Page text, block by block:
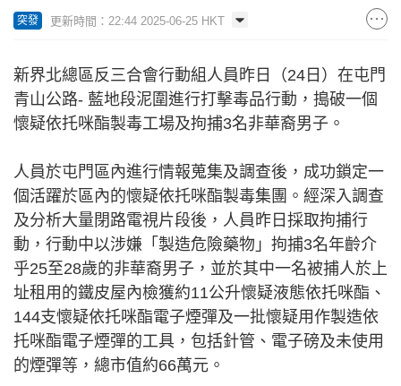
突發 更新時間：22:44 2025-06-25 HKT
新界北總區反三合會行動組人員昨日（24日）在屯門
青山公路- 藍地段泥圍進行打擊毒品行動，搗破一個
懷疑依托咪酯製毒工場及拘捕3名非華裔男子。
人員於屯門區內進行情報蒐集及調查後，成功鎖定一
個活躍於區內的懷疑依托咪酯製毒集團。經深入調查
及分析大量閉路電視片段後，人員昨日採取拘捕行
動，行動中以涉嫌「製造危險藥物」拘捕3名年齡介
乎25至28歲的非華裔男子，並於其中一名被捕人於上
址租用的鐵皮屋內檢獲約11公升懷疑液態依托咪酯、
144支懷疑依托咪酯電子煙彈及一批懷疑用作製造依
托咪酯電子煙彈的工具，包括針管、電子磅及未使用
的煙彈等，總市值約66萬元。